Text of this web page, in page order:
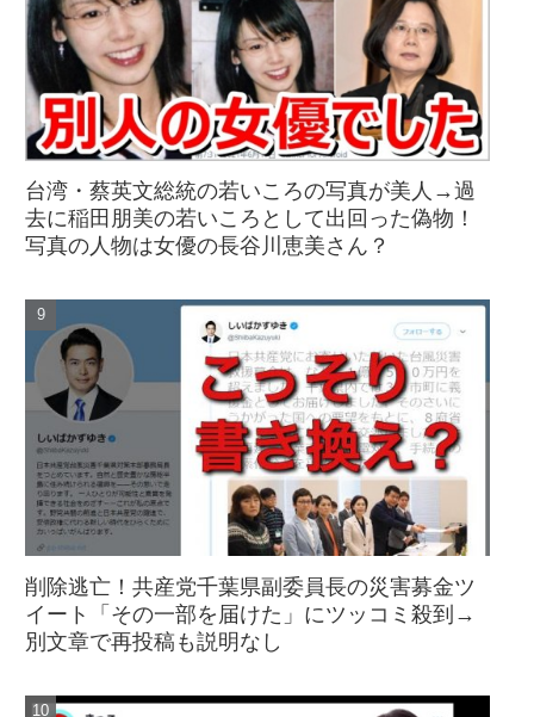
台湾・蔡英文総統の若いころの写真が美人→過
去に稲田朋美の若いころとして出回った偽物！
写真の人物は女優の長谷川恵美さん？
削除逃亡！共産党千葉県副委員長の災害募金ツ
イート「その一部を届けた」にツッコミ殺到→
別文章で再投稿も説明なし